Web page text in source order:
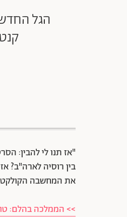
הגל
"אז תנו לי להבין:
את המחשבה
>> הממלכה בהלם: